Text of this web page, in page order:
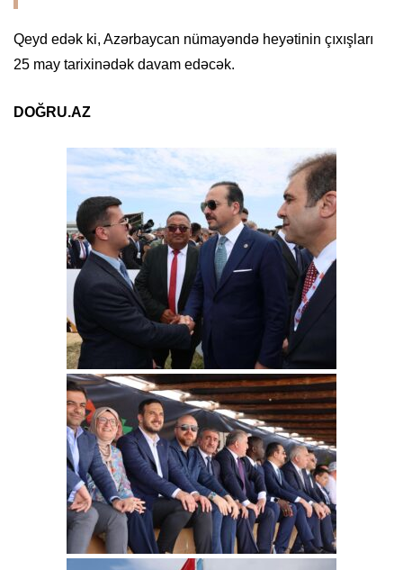
Qeyd edək ki, Azərbaycan nümayəndə heyətinin çıxışları
25 may tarixinədək davam edəcək.
DOĞRU.AZ